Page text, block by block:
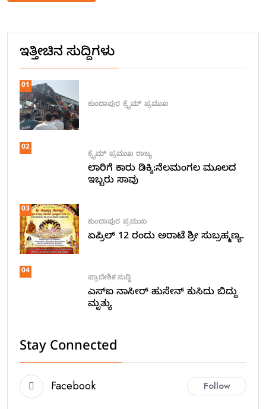
ಇತ್ತೀಚಿನ ಸುದ್ದಿಗಳು
01
ಕುಂದಾಪುರ ಕ್ರೈಮ್ ಪ್ರಮುಖ
02
ಕ್ರೈಮ್ ಪ್ರಮುಖ ರಾಜ್ಯ
ಲಾರಿಗೆ ಕಾರು ಡಿಕ್ಕಿ:ನೆಲಮಂಗಲ ಮೂಲದ
ಇಬ್ಬರು ಸಾವು
03
ಕುಂದಾಪುರ ಪ್ರಮುಖ
ಏಪ್ರಿಲ್ 12 ರಂದು ಅರಾಟೆ ಶ್ರೀ ಸುಬ್ರಹ್ಮಣ್ಯ.
04
ಪ್ರಾದೇಶಿಕ ಸುದ್ದಿ
ಎಸ್ಐ ನಾಸೀರ್ ಹುಸೇನ್ ಕುಸಿದು ಬಿದ್ದು
ಮೃತ್ಯು
Stay Connected
Facebook Follow